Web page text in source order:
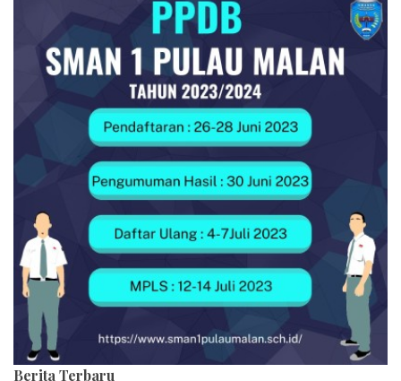
Berita Terbaru